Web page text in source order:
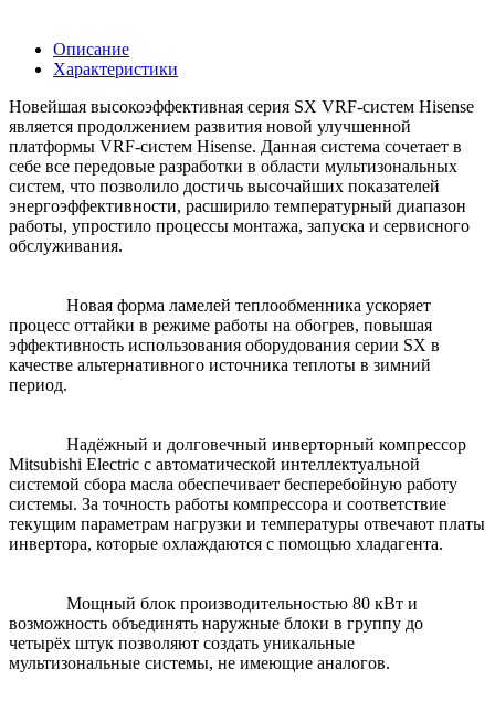
Описание
Характеристики
Новейшая высокоэффективная серия SX VRF-систем Hisense
является продолжением развития новой улучшенной
платформы VRF-систем Hisense. Данная система сочетает в
себе все передовые разработки в области мультизональных
систем, что позволило достичь высочайших показателей
энергоэффективности, расширило температурный диапазон
работы, упростило процессы монтажа, запуска и сервисного
обслуживания.
Новая форма ламелей теплообменника ускоряет
процесс оттайки в режиме работы на обогрев, повышая
эффективность использования оборудования серии SX в
качестве альтернативного источника теплоты в зимний
период.
Надёжный и долговечный инверторный компрессор
Mitsubishi Electric с автоматической интеллектуальной
системой сбора масла обеспечивает бесперебойную работу
системы. За точность работы компрессора и соответствие
текущим параметрам нагрузки и температуры отвечают платы
инвертора, которые охлаждаются с помощью хладагента.
Мощный блок производительностью 80 кВт и
возможность объединять наружные блоки в группу до
четырёх штук позволяют создать уникальные
мультизональные системы, не имеющие аналогов.